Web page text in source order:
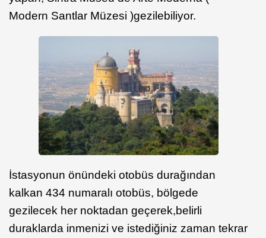
Modern Santlar Müzesi )gezilebiliyor.
İstasyonun önündeki otobüs durağından
kalkan 434 numaralı otobüs, bölgede
gezilecek her noktadan geçerek,belirli
duraklarda inmenizi ve istediğiniz zaman tekrar